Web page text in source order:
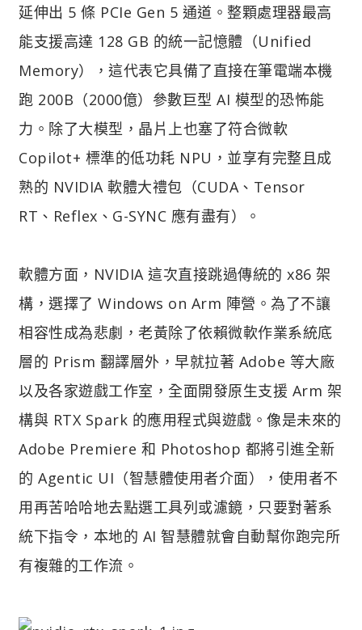
延伸出 5 條 PCIe Gen 5 通道。整顆處理器最高
能支援高達 128 GB 的統一記憶體（Unified
Memory），這代表它具備了直接在筆電端本機
跑 200B（2000億）參數巨型 AI 模型的恐怖能
力。除了大模型，晶片上也塞了符合微軟
Copilot+ 標準的低功耗 NPU，並享有完整且成
熟的 NVIDIA 軟體大禮包（CUDA、Tensor
RT、Reflex、G-SYNC 應有盡有）。
軟體方面，NVIDIA 這次直接跳過傳統的 x86 架
構，選擇了 Windows on Arm 陣營。為了不讓
相容性成為悲劇，老黃除了依賴微軟作業系統底
層的 Prism 翻譯層外，早就拉著 Adobe 等大廠
以及各家遊戲工作室，全面開發原生支援 Arm 架
構與 RTX Spark 的應用程式與遊戲。像是未來的
Adobe Premiere 和 Photoshop 都將引進全新
的 Agentic UI（智慧體使用者介面），使用者不
用再苦哈哈地去點選工具列或濾鏡，只要對著系
統下指令，本地的 AI 智慧體就會自動幫你跑完所
有複雜的工作流。